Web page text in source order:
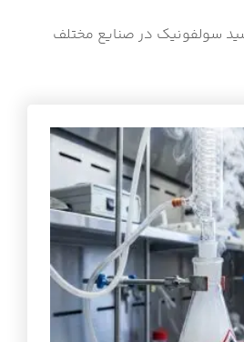
سولفونیک در صنایع مختلف